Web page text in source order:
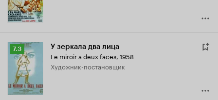
Рейтинг
Кинопоиска
7.3
7.3 У зеркала два лица
Le miroir a deux faces, 1958
Художник-постановщик